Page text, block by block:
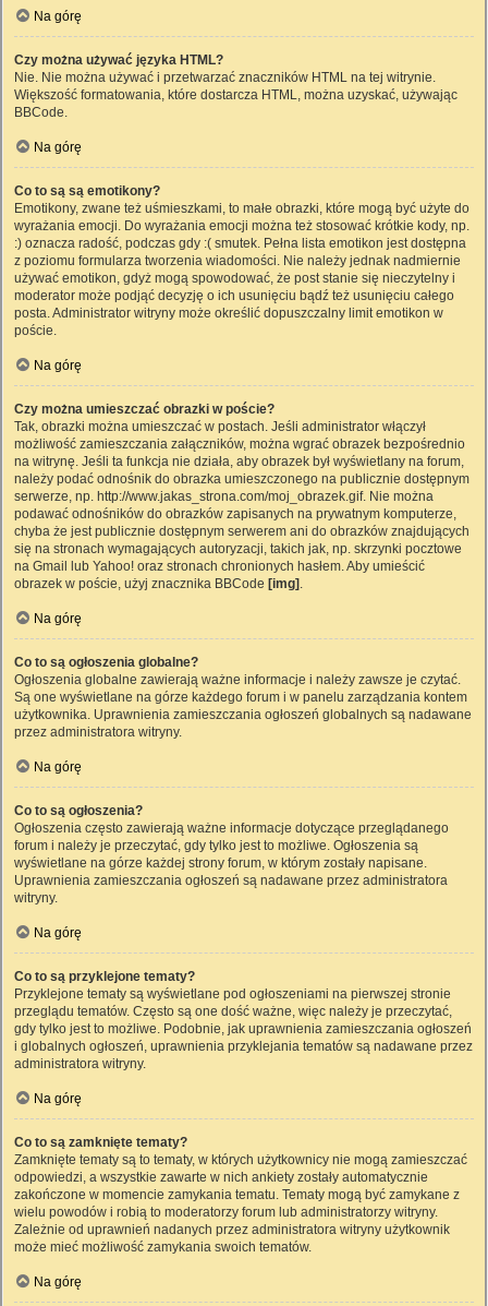
Na górę
Czy można używać języka HTML?
Nie. Nie można używać i przetwarzać znaczników HTML na tej witrynie.
Większość formatowania, które dostarcza HTML, można uzyskać, używając
BBCode.
Na górę
Co to są są emotikony?
Emotikony, zwane też uśmieszkami, to małe obrazki, które mogą być użyte do
wyrażania emocji. Do wyrażania emocji można też stosować krótkie kody, np.
:) oznacza radość, podczas gdy :( smutek. Pełna lista emotikon jest dostępna
z poziomu formularza tworzenia wiadomości. Nie należy jednak nadmiernie
używać emotikon, gdyż mogą spowodować, że post stanie się nieczytelny i
moderator może podjąć decyzję o ich usunięciu bądź też usunięciu całego
posta. Administrator witryny może określić dopuszczalny limit emotikon w
poście.
Na górę
Czy można umieszczać obrazki w poście?
Tak, obrazki można umieszczać w postach. Jeśli administrator włączył
możliwość zamieszczania załączników, można wgrać obrazek bezpośrednio
na witrynę. Jeśli ta funkcja nie działa, aby obrazek był wyświetlany na forum,
należy podać odnośnik do obrazka umieszczonego na publicznie dostępnym
serwerze, np. http://www.jakas_strona.com/moj_obrazek.gif. Nie można
podawać odnośników do obrazków zapisanych na prywatnym komputerze,
chyba że jest publicznie dostępnym serwerem ani do obrazków znajdujących
się na stronach wymagających autoryzacji, takich jak, np. skrzynki pocztowe
na Gmail lub Yahoo! oraz stronach chronionych hasłem. Aby umieścić
obrazek w poście, użyj znacznika BBCode [img] .
Na górę
Co to są ogłoszenia globalne?
Ogłoszenia globalne zawierają ważne informacje i należy zawsze je czytać.
Są one wyświetlane na górze każdego forum i w panelu zarządzania kontem
użytkownika. Uprawnienia zamieszczania ogłoszeń globalnych są nadawane
przez administratora witryny.
Na górę
Co to są ogłoszenia?
Ogłoszenia często zawierają ważne informacje dotyczące przeglądanego
forum i należy je przeczytać, gdy tylko jest to możliwe. Ogłoszenia są
wyświetlane na górze każdej strony forum, w którym zostały napisane.
Uprawnienia zamieszczania ogłoszeń są nadawane przez administratora
witryny.
Na górę
Co to są przyklejone tematy?
Przyklejone tematy są wyświetlane pod ogłoszeniami na pierwszej stronie
przeglądu tematów. Często są one dość ważne, więc należy je przeczytać,
gdy tylko jest to możliwe. Podobnie, jak uprawnienia zamieszczania ogłoszeń
i globalnych ogłoszeń, uprawnienia przyklejania tematów są nadawane przez
administratora witryny.
Na górę
Co to są zamknięte tematy?
Zamknięte tematy są to tematy, w których użytkownicy nie mogą zamieszczać
odpowiedzi, a wszystkie zawarte w nich ankiety zostały automatycznie
zakończone w momencie zamykania tematu. Tematy mogą być zamykane z
wielu powodów i robią to moderatorzy forum lub administratorzy witryny.
Zależnie od uprawnień nadanych przez administratora witryny użytkownik
może mieć możliwość zamykania swoich tematów.
Na górę